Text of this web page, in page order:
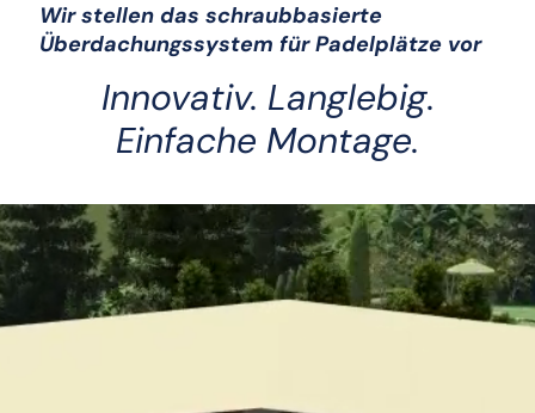
Wir stellen das schraubbasierte
Überdachungssystem für Padelplätze vor
Innovativ. Langlebig.
Einfache Montage.